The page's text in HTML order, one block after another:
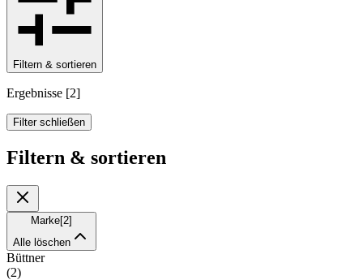
Filtern & sortieren
Ergebnisse [2]
Filter schließen
Filtern & sortieren
Marke[2]
Alle löschen
Büttner
(2)